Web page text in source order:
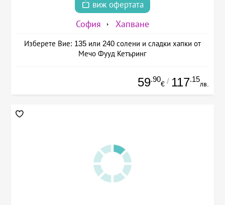
виж офертата
София Хапване
Изберете Вие: 135 или 240 солени и сладки хапки от
Мечо Фууд Кетъринг
59.90
€ / 117.15
лв.